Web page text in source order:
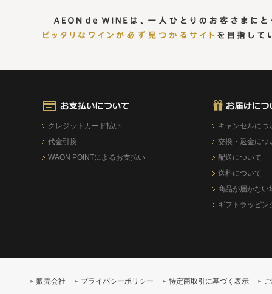
クレジットカード払い
代金引換
WAON POINTによるお支払い
キャンセルにつ
交換・返金につ
配送について
送料について
商品が届かない
ギフトラッピン
販売会社 プライバシーポリシー 特定商取引に基づく表示